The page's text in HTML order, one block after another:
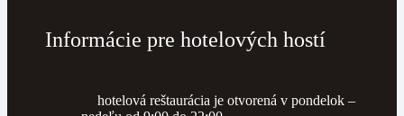
Informácie pre hotelových hostí
hotelová reštaurácia je otvorená v pondelok –